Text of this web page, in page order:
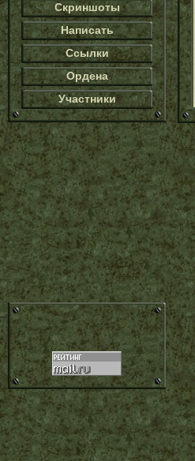
Скриншоты
Написать
Ссылки
Ордена
Участники